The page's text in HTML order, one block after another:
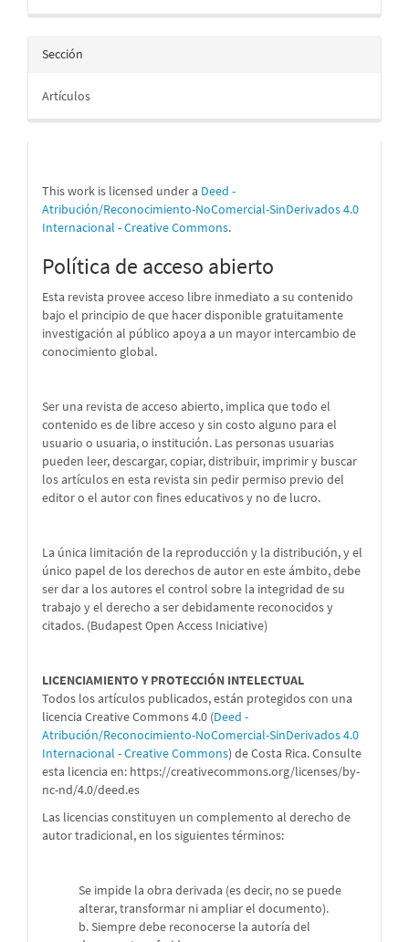
Sección
Artículos
This work is licensed under a Deed -
Atribución/Reconocimiento-NoComercial-SinDerivados 4.0
Internacional - Creative Commons.
Política de acceso abierto
Esta revista provee acceso libre inmediato a su contenido
bajo el principio de que hacer disponible gratuitamente
investigación al público apoya a un mayor intercambio de
conocimiento global.
Ser una revista de acceso abierto, implica que todo el
contenido es de libre acceso y sin costo alguno para el
usuario o usuaria, o institución. Las personas usuarias
pueden leer, descargar, copiar, distribuir, imprimir y buscar
los artículos en esta revista sin pedir permiso previo del
editor o el autor con fines educativos y no de lucro.
La única limitación de la reproducción y la distribución, y el
único papel de los derechos de autor en este ámbito, debe
ser dar a los autores el control sobre la integridad de su
trabajo y el derecho a ser debidamente reconocidos y
citados. (Budapest Open Access Iniciative)
LICENCIAMIENTO Y PROTECCIÓN INTELECTUAL
Todos los artículos publicados, están protegidos con una
licencia Creative Commons 4.0 (Deed -
Atribución/Reconocimiento-NoComercial-SinDerivados 4.0
Internacional - Creative Commons) de Costa Rica. Consulte
esta licencia en: https://creativecommons.org/licenses/by-
nc-nd/4.0/deed.es
Las licencias constituyen un complemento al derecho de
autor tradicional, en los siguientes términos:
Se impide la obra derivada (es decir, no se puede
alterar, transformar ni ampliar el documento).
b. Siempre debe reconocerse la autoría del